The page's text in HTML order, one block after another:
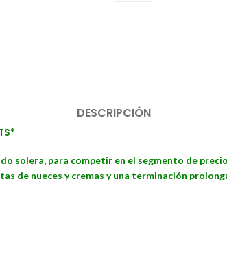
DESCRIPCIÓN
solera, para competir en el segmento de
de nueces y cremas y una terminación